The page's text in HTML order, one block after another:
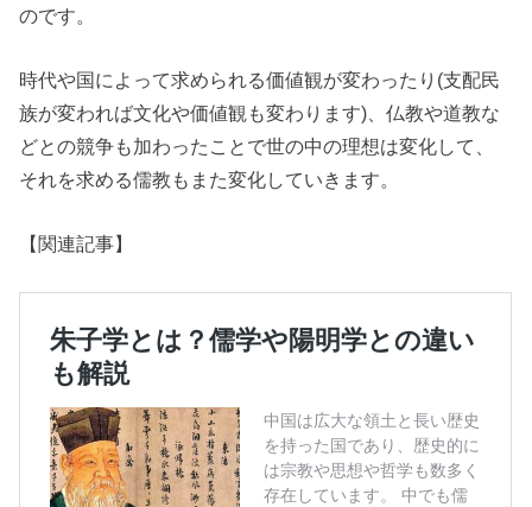
のです。
時代や国によって求められる価値観が変わったり(支配民
族が変われば文化や価値観も変わります)、仏教や道教な
どとの競争も加わったことで世の中の理想は変化して、
それを求める儒教もまた変化していきます。
【関連記事】